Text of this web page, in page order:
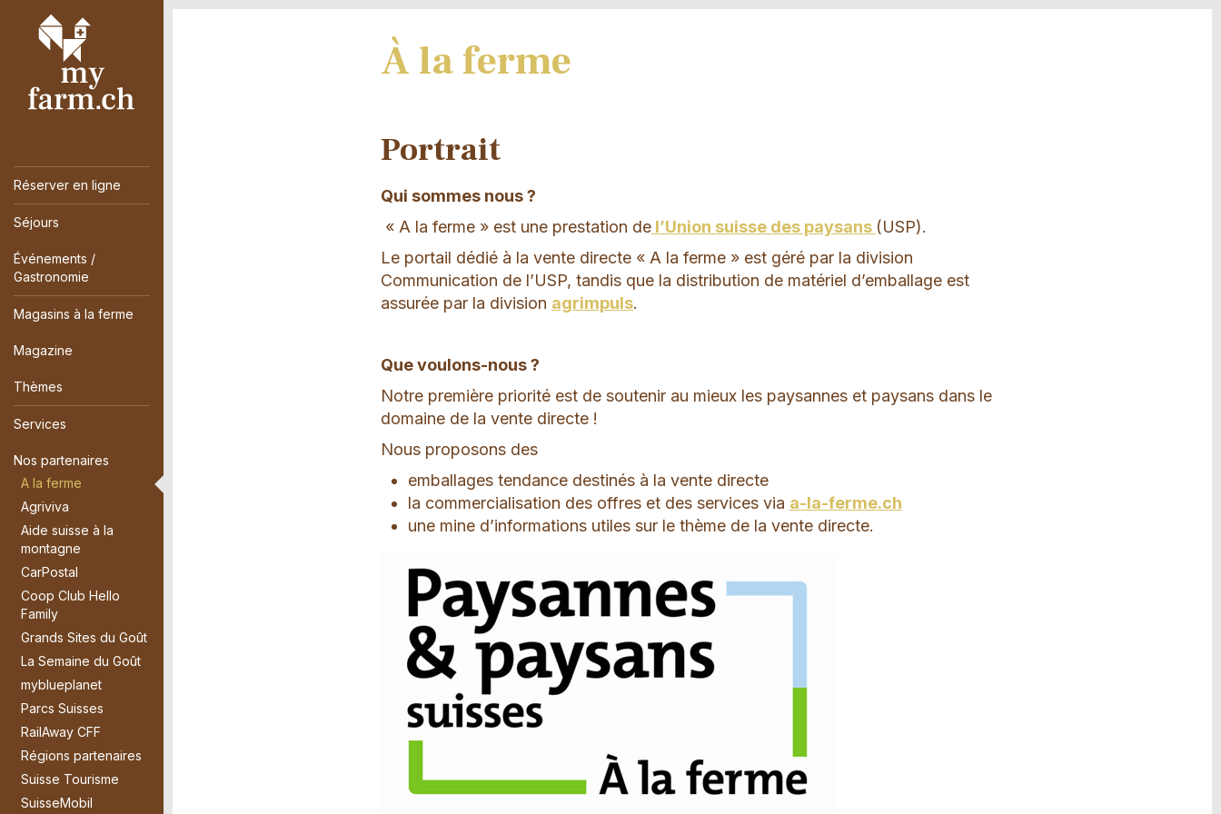
Réserver en ligne
Séjours
Événements /
Gastronomie
Magasins à la ferme
Magazine
Thèmes
Services
Nos partenaires
A la ferme
Agriviva
Aide suisse à la
montagne
CarPostal
Coop Club Hello
Family
Grands Sites du Goût
La Semaine du Goût
myblueplanet
Parcs Suisses
RailAway CFF
Régions partenaires
Suisse Tourisme
SuisseMobil
À la ferme
Portrait
Qui sommes nous ?
« A la ferme » est une prestation del’Union suisse des paysans (USP).
Le portail dédié à la vente directe « A la ferme » est géré par la division
Communication de l’USP, tandis que la distribution de matériel d’emballage est
assurée par la division agrimpuls.
Que voulons-nous ?
Notre première priorité est de soutenir au mieux les paysannes et paysans dans le
domaine de la vente directe !
Nous proposons des
emballages tendance destinés à la vente directe
la commercialisation des offres et des services via a-la-ferme.ch
une mine d’informations utiles sur le thème de la vente directe.